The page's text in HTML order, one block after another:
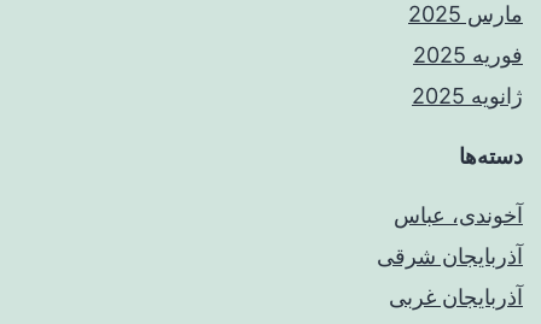
مارس 2025
فوریه 2025
ژانویه 2025
دسته‌ها
آخوندی، عباس
آذربایجان شرقی
آذربایجان غربی